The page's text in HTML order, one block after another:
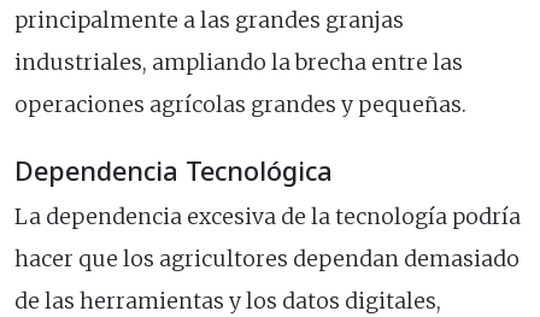
principalmente a las grandes granjas
industriales, ampliando la brecha entre las
operaciones agrícolas grandes y pequeñas.
Dependencia Tecnológica
La dependencia excesiva de la tecnología podría
hacer que los agricultores dependan demasiado
de las herramientas y los datos digitales,